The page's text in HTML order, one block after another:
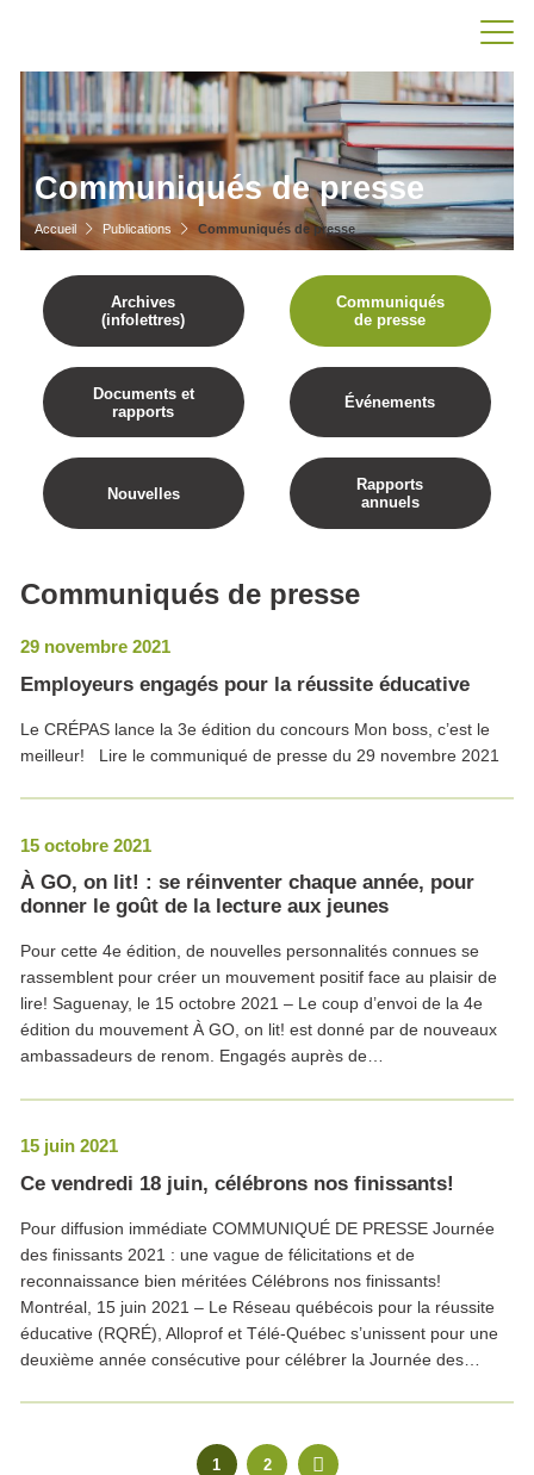
Communiqués de presse
Accueil Publications Communiqués de presse
Archives
(infolettres)
Communiqués
de presse
Documents et
rapports
Événements
Nouvelles
Rapports
annuels
Communiqués de presse
29 novembre 2021
Employeurs engagés pour la réussite éducative
Le CRÉPAS lance la 3e édition du concours Mon boss, c’est le
meilleur! Lire le communiqué de presse du 29 novembre 2021
15 octobre 2021
À GO, on lit! : se réinventer chaque année, pour
donner le goût de la lecture aux jeunes
Pour cette 4e édition, de nouvelles personnalités connues se
rassemblent pour créer un mouvement positif face au plaisir de
lire! Saguenay, le 15 octobre 2021 – Le coup d’envoi de la 4e
édition du mouvement À GO, on lit! est donné par de nouveaux
ambassadeurs de renom. Engagés auprès de…
15 juin 2021
Ce vendredi 18 juin, célébrons nos finissants!
Pour diffusion immédiate COMMUNIQUÉ DE PRESSE Journée
des finissants 2021 : une vague de félicitations et de
reconnaissance bien méritées Célébrons nos finissants!
Montréal, 15 juin 2021 – Le Réseau québécois pour la réussite
éducative (RQRÉ), Alloprof et Télé-Québec s’unissent pour une
deuxième année consécutive pour célébrer la Journée des…
1 2